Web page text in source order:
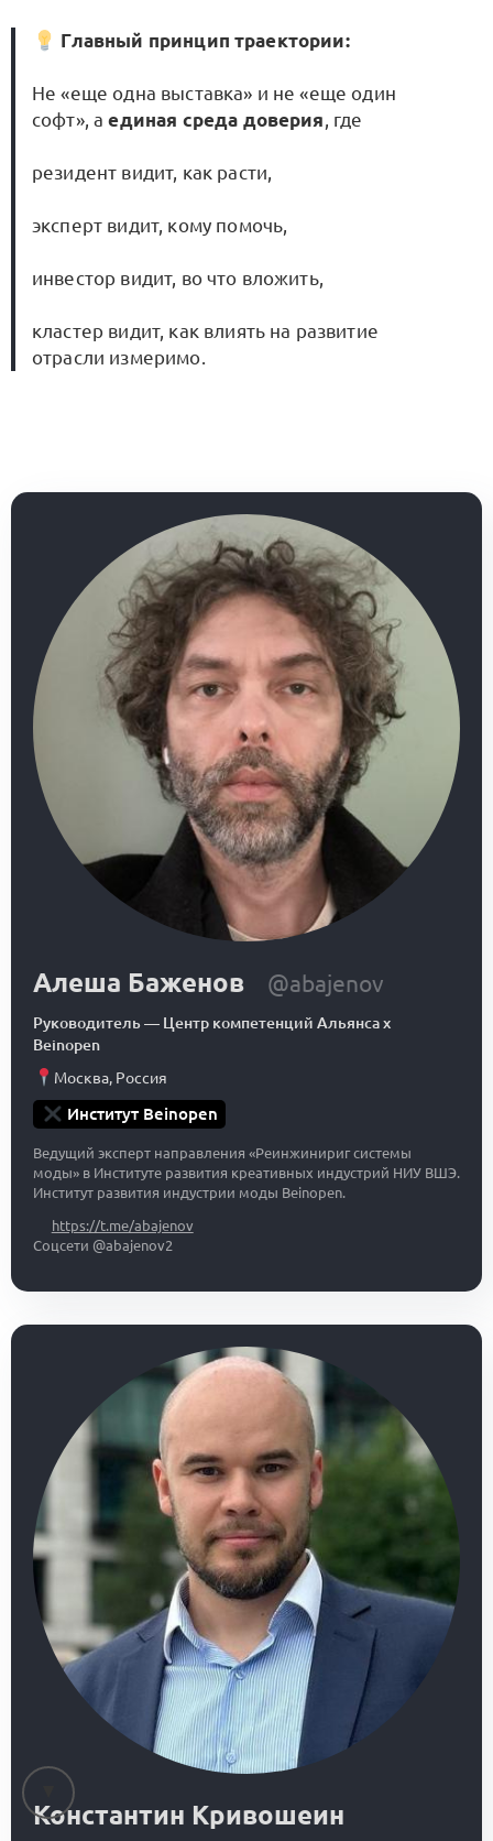
Главный принцип траектории:
Не «еще одна выставка» и не «еще один
софт», аединая среда доверия , где
резидент видит, как расти,
эксперт видит, кому помочь,
инвестор видит, во что вложить,
кластер видит, как влиять на развитие
отрасли измеримо.
Алеша Баженов @abajenov
Руководитель— Центр компетенций Альянса x
Beinopen
Москва, Россия
Институт Beinopen
Ведущий эксперт направления «Реинжинириг системы
моды» в Институте развития креативных индустрий НИУ ВШЭ.
Институт развития индустрии моды Beinopen.
https://t.me/abajenov
Соцсети @abajenov2
Константин Кривошеин